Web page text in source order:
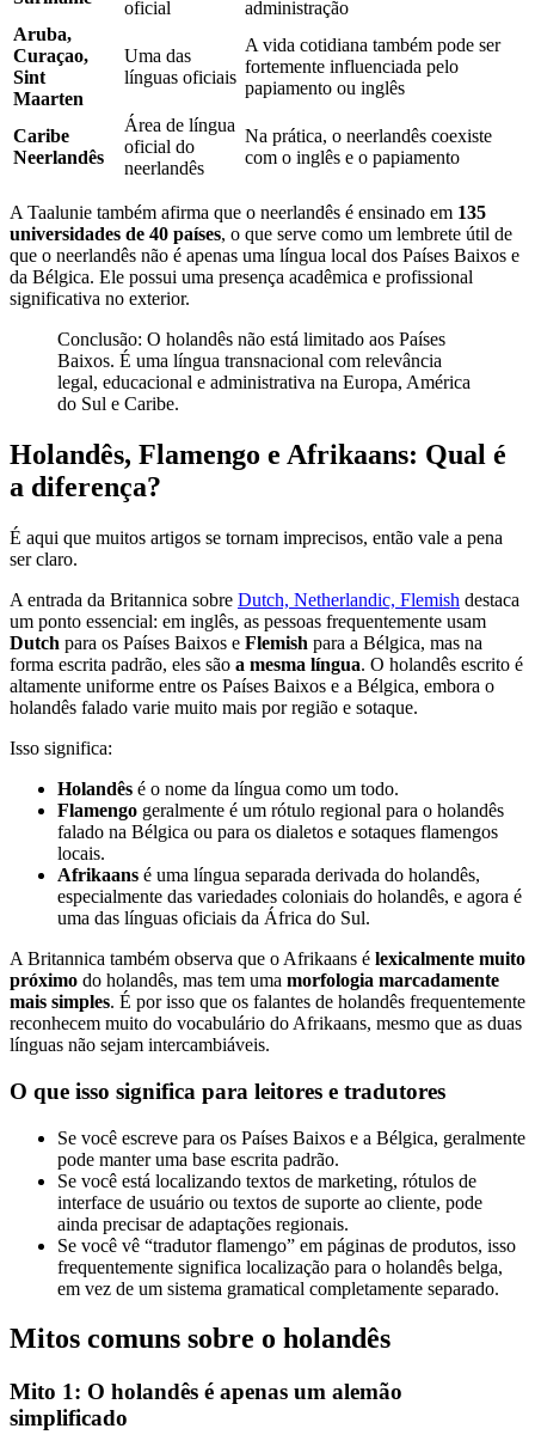
oficial
administração
Aruba,
Curaçao,
Sint
Maarten
Uma das
línguas oficiais
A vida cotidiana também pode ser
fortemente influenciada pelo
papiamento ou inglês
Caribe
Neerlandês
Área de língua
oficial do
neerlandês
Na prática, o neerlandês coexiste
com o inglês e o papiamento
A Taalunie também afirma que o neerlandês é ensinado em 135
universidades de 40 países, o que serve como um lembrete útil de
que o neerlandês não é apenas uma língua local dos Países Baixos e
da Bélgica. Ele possui uma presença acadêmica e profissional
significativa no exterior.
Conclusão: O holandês não está limitado aos Países
Baixos. É uma língua transnacional com relevância
legal, educacional e administrativa na Europa, América
do Sul e Caribe.
Holandês, Flamengo e Afrikaans: Qual é
a diferença?
É aqui que muitos artigos se tornam imprecisos, então vale a pena
ser claro.
A entrada da Britannica sobre Dutch, Netherlandic, Flemish destaca
um ponto essencial: em inglês, as pessoas frequentemente usam
Dutch para os Países Baixos e Flemish para a Bélgica, mas na
forma escrita padrão, eles são a mesma língua. O holandês escrito é
altamente uniforme entre os Países Baixos e a Bélgica, embora o
holandês falado varie muito mais por região e sotaque.
Isso significa:
Holandês é o nome da língua como um todo.
Flamengo geralmente é um rótulo regional para o holandês
falado na Bélgica ou para os dialetos e sotaques flamengos
locais.
Afrikaans é uma língua separada derivada do holandês,
especialmente das variedades coloniais do holandês, e agora é
uma das línguas oficiais da África do Sul.
A Britannica também observa que o Afrikaans é lexicalmente muito
próximo do holandês, mas tem uma morfologia marcadamente
mais simples. É por isso que os falantes de holandês frequentemente
reconhecem muito do vocabulário do Afrikaans, mesmo que as duas
línguas não sejam intercambiáveis.
O que isso significa para leitores e tradutores
Se você escreve para os Países Baixos e a Bélgica, geralmente
pode manter uma base escrita padrão.
Se você está localizando textos de marketing, rótulos de
interface de usuário ou textos de suporte ao cliente, pode
ainda precisar de adaptações regionais.
Se você vê “tradutor flamengo” em páginas de produtos, isso
frequentemente significa localização para o holandês belga,
em vez de um sistema gramatical completamente separado.
Mitos comuns sobre o holandês
Mito 1: O holandês é apenas um alemão
simplificado